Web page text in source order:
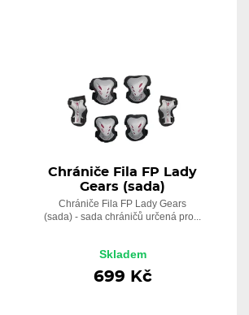
Chrániče Fila FP Lady
Gears (sada)
Chrániče Fila FP Lady Gears
(sada) - sada chráničů určená pro...
Skladem
699 Kč